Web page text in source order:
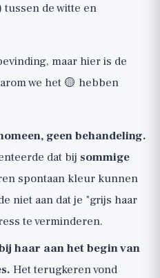
tussen de witte en
maar hier is de
we het 🟡 hebben
geen behandeling.
dat bij sommige
spontaan kleur kunnen
niet aan dat je "grijs haar
te verminderen.
haar aan het begin van
Het terugkeren vond